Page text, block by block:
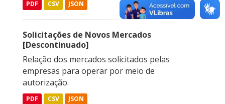
PDF CSV JSON
Solicitações de Novos Mercados
[Descontinuado]
Relação dos mercados solicitados pelas
empresas para operar por meio de
autorização.
PDF CSV JSON